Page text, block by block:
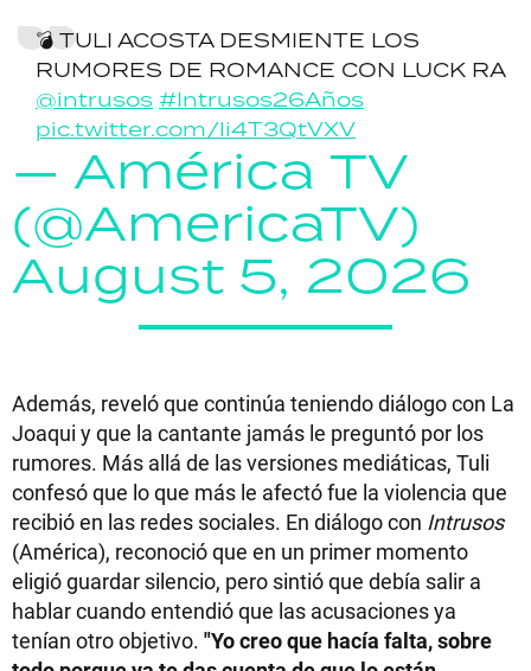
💣 TULI ACOSTA DESMIENTE LOS
RUMORES DE ROMANCE CON LUCK RA
@intrusos #Intrusos26Años
pic.twitter.com/li4T3QtVXV
— América TV
(@AmericaTV)
August 5, 2026
Además, reveló que continúa teniendo diálogo con La
Joaqui y que la cantante jamás le preguntó por los
rumores. Más allá de las versiones mediáticas, Tuli
confesó que lo que más le afectó fue la violencia que
recibió en las redes sociales. En diálogo con Intrusos
(América), reconoció que en un primer momento
eligió guardar silencio, pero sintió que debía salir a
hablar cuando entendió que las acusaciones ya
tenían otro objetivo. "Yo creo que hacía falta, sobre